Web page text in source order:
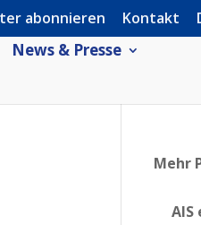
abonnieren Kontakt
News & Presse
Mehr
AIS